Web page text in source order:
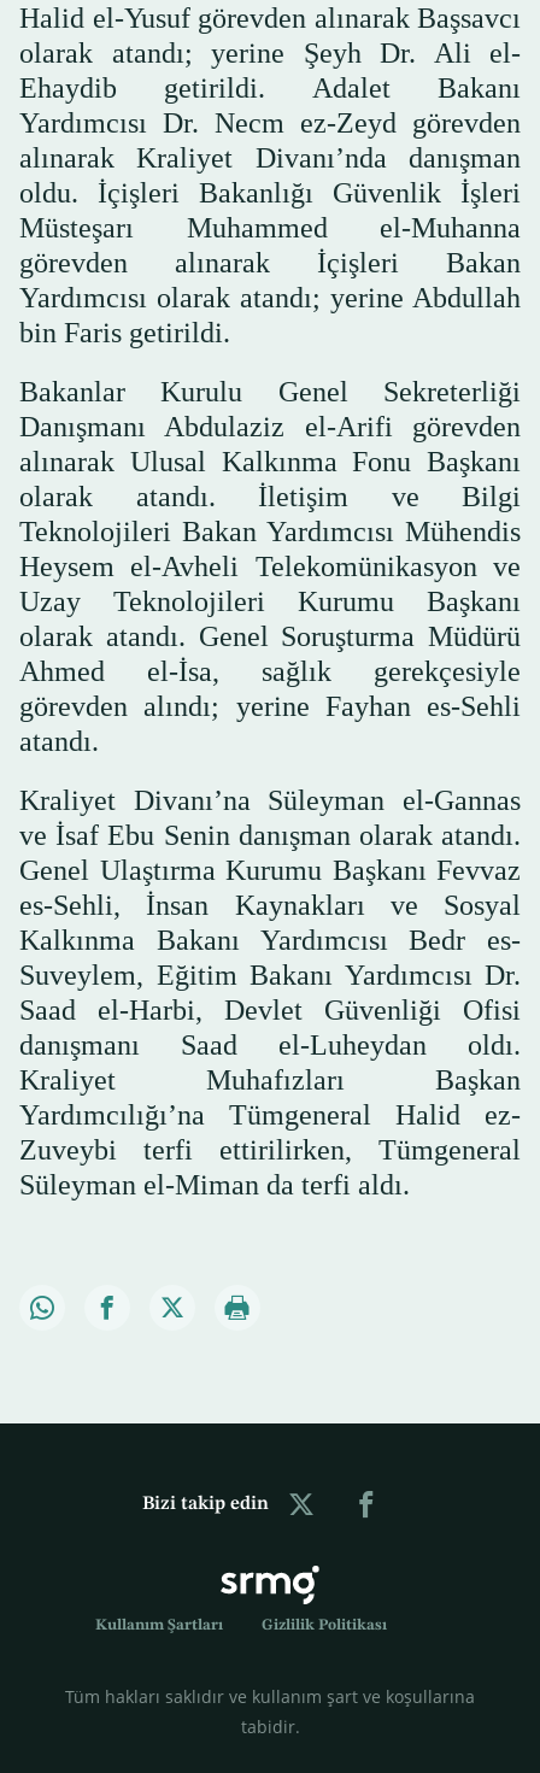
Halid el-Yusuf görevden alınarak Başsavcı
olarak atandı; yerine Şeyh Dr. Ali el-
Ehaydib getirildi. Adalet Bakanı
Yardımcısı Dr. Necm ez-Zeyd görevden
alınarak Kraliyet Divanı’nda danışman
oldu. İçişleri Bakanlığı Güvenlik İşleri
Müsteşarı Muhammed el-Muhanna
görevden alınarak İçişleri Bakan
Yardımcısı olarak atandı; yerine Abdullah
bin Faris getirildi.
Bakanlar Kurulu Genel Sekreterliği
Danışmanı Abdulaziz el-Arifi görevden
alınarak Ulusal Kalkınma Fonu Başkanı
olarak atandı. İletişim ve Bilgi
Teknolojileri Bakan Yardımcısı Mühendis
Heysem el-Avheli Telekomünikasyon ve
Uzay Teknolojileri Kurumu Başkanı
olarak atandı. Genel Soruşturma Müdürü
Ahmed el-İsa, sağlık gerekçesiyle
görevden alındı; yerine Fayhan es-Sehli
atandı.
Kraliyet Divanı’na Süleyman el-Gannas
ve İsaf Ebu Senin danışman olarak atandı.
Genel Ulaştırma Kurumu Başkanı Fevvaz
es-Sehli, İnsan Kaynakları ve Sosyal
Kalkınma Bakanı Yardımcısı Bedr es-
Suveylem, Eğitim Bakanı Yardımcısı Dr.
Saad el-Harbi, Devlet Güvenliği Ofisi
danışmanı Saad el-Luheydan oldı.
Kraliyet Muhafızları Başkan
Yardımcılığı’na Tümgeneral Halid ez-
Zuveybi terfi ettirilirken, Tümgeneral
Süleyman el-Miman da terfi aldı.
Bizi takip edin
Kullanım Şartları Gizlilik Politikası
Tüm hakları saklıdır ve kullanım şart ve koşullarına
tabidir.